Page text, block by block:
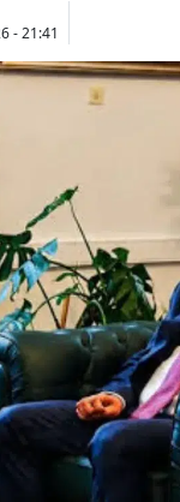
Sivas
Tunceli
Şanlıurfa
Uşak
Van
- 21:41